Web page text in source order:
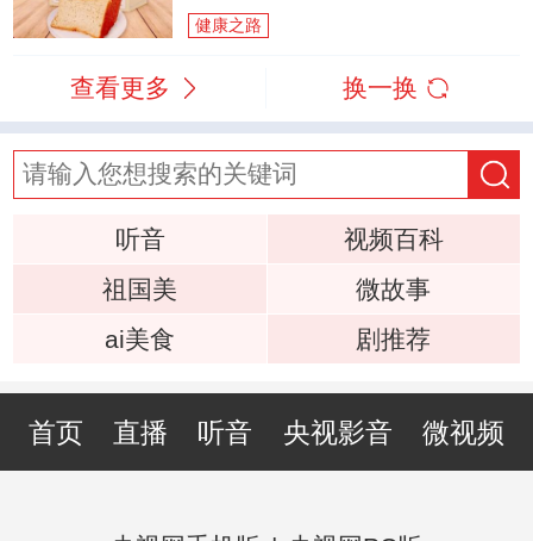
健康之路
查看更多 换一换
听音
视频百科
祖国美
微故事
ai美食
剧推荐
首页 直播 听音 央视影音 微视频